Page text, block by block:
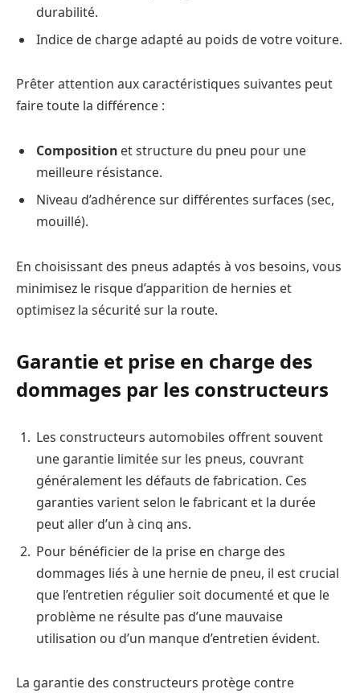
durabilité.
Indice de charge adapté au poids de votre voiture.
Prêter attention aux caractéristiques suivantes peut
faire toute la différence :
Composition et structure du pneu pour une
meilleure résistance.
Niveau d’adhérence sur différentes surfaces (sec,
mouillé).
En choisissant des pneus adaptés à vos besoins, vous
minimisez le risque d’apparition de hernies et
optimisez la sécurité sur la route.
Garantie et prise en charge des
dommages par les constructeurs
Les constructeurs automobiles offrent souvent
une garantie limitée sur les pneus, couvrant
généralement les défauts de fabrication. Ces
garanties varient selon le fabricant et la durée
peut aller d’un à cinq ans.
Pour bénéficier de la prise en charge des
dommages liés à une hernie de pneu, il est crucial
que l’entretien régulier soit documenté et que le
problème ne résulte pas d’une mauvaise
utilisation ou d’un manque d’entretien évident.
La garantie des constructeurs protège contre